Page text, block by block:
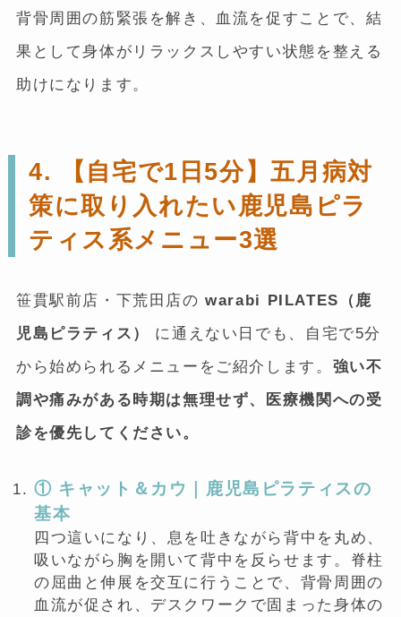
背骨周囲の筋緊張を解き、血流を促すことで、結
果として身体がリラックスしやすい状態を整える
助けになります。
4. 【自宅で1日5分】五月病対
策に取り入れたい鹿児島ピラ
ティス系メニュー3選
笹貫駅前店・下荒田店のwarabi PILATES（鹿
児島ピラティス）
に通えない日でも、自宅で5分
から始められるメニューをご紹介します。 強い不
調や痛みがある時期は無理せず、医療機関への受
診を優先してください。
① キャット＆カウ｜鹿児島ピラティスの
基本
四つ這いになり、息を吐きながら背中を丸め、
吸いながら胸を開いて背中を反らせます。脊柱
の屈曲と伸展を交互に行うことで、背骨周囲の
血流が促され、デスクワークで固まった身体の